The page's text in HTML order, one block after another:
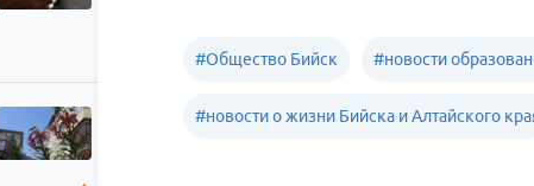
#Общество Бийск #новости
#новости о жизни Бийска и Алтайского